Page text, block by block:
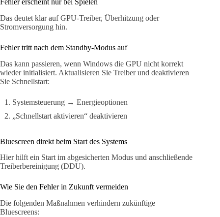
Fehler erscheint nur bei Spielen
Das deutet klar auf GPU-Treiber, Überhitzung oder
Stromversorgung hin.
Fehler tritt nach dem Standby-Modus auf
Das kann passieren, wenn Windows die GPU nicht korrekt
wieder initialisiert. Aktualisieren Sie Treiber und deaktivieren
Sie Schnellstart:
Systemsteuerung → Energieoptionen
„Schnellstart aktivieren“ deaktivieren
Bluescreen direkt beim Start des Systems
Hier hilft ein Start im abgesicherten Modus und anschließende
Treiberbereinigung (DDU).
Wie Sie den Fehler in Zukunft vermeiden
Die folgenden Maßnahmen verhindern zukünftige
Bluescreens: